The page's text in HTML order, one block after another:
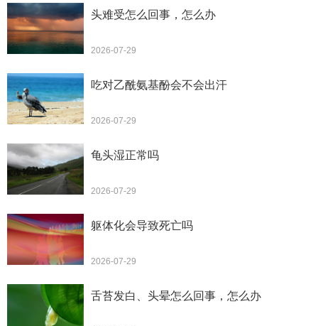
头难受怎么回事，怎么办
2026-07-29
吃对乙酰氨基酚会不会出汗
2026-07-29
龟头湿正常吗
2026-07-29
躯体化会导致死亡吗
2026-07-29
舌苔发白、头晕怎么回事，怎么办